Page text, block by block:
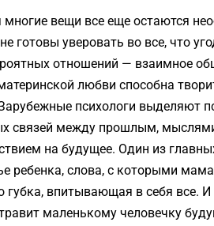
вещи все еще остаются
готовы уверовать во все, что
отношений — взаимное
любви способна
психологи выделяют
связей между прошлым,
на будущее. Один из
ребенка, слова, с которыми
губка, впитывающая в себя все. И
маленькому человечку